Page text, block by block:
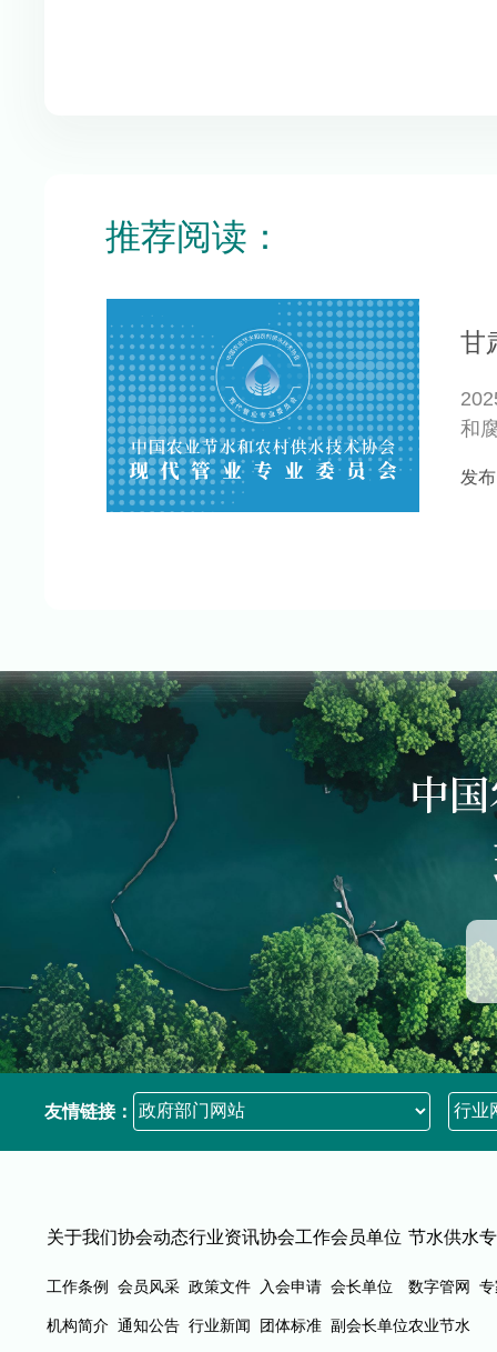
推荐阅读：
甘
和
发
友情链接：
关于我们
工作条例
机构简介
协会动态
会员风采
通知公告
行业资讯
政策文件
行业新闻
协会工作
入会申请
团体标准
会员单位
会长单位
副会长单位
节水供水
数字管网
农业节水